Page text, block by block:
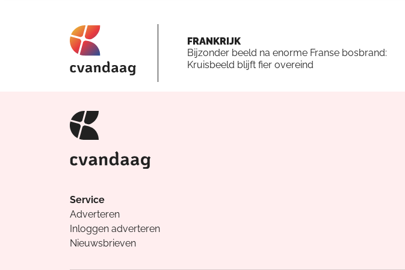
FRANKRIJK
Bijzonder beeld na enorme Franse bosbrand:
Kruisbeeld blijft fier overeind
Service
Adverteren
Inloggen adverteren
Nieuwsbrieven